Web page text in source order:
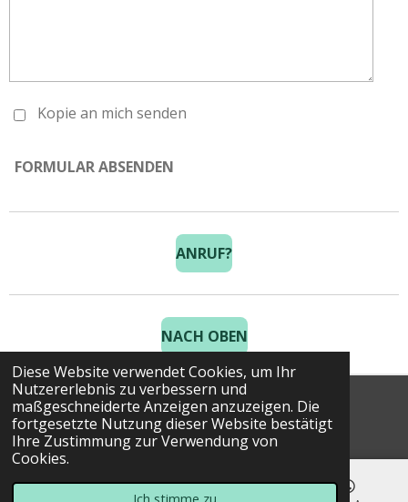
Diese Website verwendet Cookies, um Ihr
Nutzererlebnis zu verbessern und
maßgeschneiderte Anzeigen anzuzeigen. Die
fortgesetzte Nutzung dieser Website bestätigt
Ihre Zustimmung zur Verwendung von
Cookies.
Kopie an mich senden
FORMULAR ABSENDEN
ANRUF?
NACH OBEN
© 2025 Costa Golf Holidays